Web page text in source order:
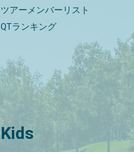
ツアーメンバーリスト
QTランキング
Kids